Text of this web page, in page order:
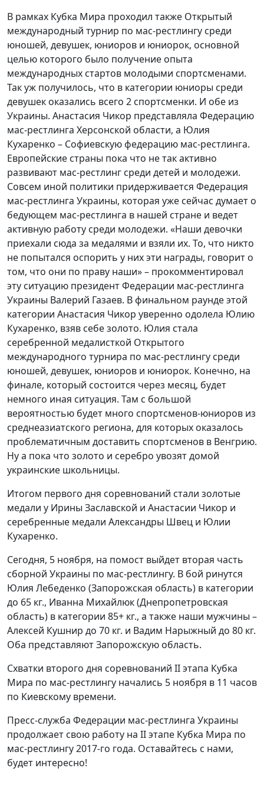
В рамках Кубка Мира проходил также Открытый
международный турнир по мас-рестлингу среди
юношей, девушек, юниоров и юниорок, основной
целью которого было получение опыта
международных стартов молодыми спортсменами.
Так уж получилось, что в категории юниоры среди
девушек оказались всего 2 спортсменки. И обе из
Украины. Анастасия Чикор представляла Федерацию
мас-рестлинга Херсонской области, а Юлия
Кухаренко – Софиевскую федерацию мас-рестлинга.
Европейские страны пока что не так активно
развивают мас-рестлинг среди детей и молодежи.
Совсем иной политики придерживается Федерация
мас-рестлинга Украины, которая уже сейчас думает о
бедующем мас-рестлинга в нашей стране и ведет
активную работу среди молодежи. «Наши девочки
приехали сюда за медалями и взяли их. То, что никто
не попытался оспорить у них эти награды, говорит о
том, что они по праву наши» – прокомментировал
эту ситуацию президент Федерации мас-рестлинга
Украины Валерий Газаев. В финальном раунде этой
категории Анастасия Чикор уверенно одолела Юлию
Кухаренко, взяв себе золото. Юлия стала
серебренной медалисткой Открытого
международного турнира по мас-рестлингу среди
юношей, девушек, юниоров и юниорок. Конечно, на
финале, который состоится через месяц, будет
немного иная ситуация. Там с большой
вероятностью будет много спортсменов-юниоров из
среднеазиатского региона, для которых оказалось
проблематичным доставить спортсменов в Венгрию.
Ну а пока что золото и серебро увозят домой
украинские школьницы.
Итогом первого дня соревнований стали золотые
медали у Ирины Заславской и Анастасии Чикор и
серебренные медали Александры Швец и Юлии
Кухаренко.
Сегодня, 5 ноября, на помост выйдет вторая часть
сборной Украины по мас-рестлингу. В бой ринутся
Юлия Лебеденко (Запорожская область) в категории
до 65 кг., Иванна Михайлюк (Днепропетровская
область) в категории 85+ кг., а также наши мужчины –
Алексей Кушнир до 70 кг. и Вадим Нарыжный до 80 кг.
Оба представляют Запорожскую область.
Схватки второго дня соревнований II этапа Кубка
Мира по мас-рестлингу начались 5 ноября в 11 часов
по Киевскому времени.
Пресс-служба Федерации мас-рестлинга Украины
продолжает свою работу на II этапе Кубка Мира по
мас-рестлингу 2017-го года. Оставайтесь с нами,
будет интересно!